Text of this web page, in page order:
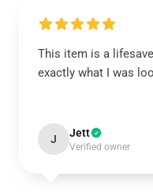
This item is a
exactly what I was
J Jett
Verified owner